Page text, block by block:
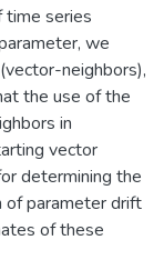
ГК
–
и
АО
time series
we
neighbors),
the use of the
in
vector
determining the
of parameter drift
of these